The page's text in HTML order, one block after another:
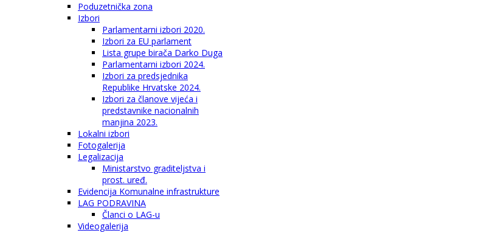
Poduzetnička zona
Izbori
Parlamentarni izbori 2020.
Izbori za EU parlament
Lista grupe birača Darko Duga
Parlamentarni izbori 2024.
Izbori za predsjednika
Republike Hrvatske 2024.
Izbori za članove vijeća i
predstavnike nacionalnih
manjina 2023.
Lokalni izbori
Fotogalerija
Legalizacija
Ministarstvo graditeljstva i
prost. uređ.
Evidencija Komunalne infrastrukture
LAG PODRAVINA
Članci o LAG-u
Videogalerija